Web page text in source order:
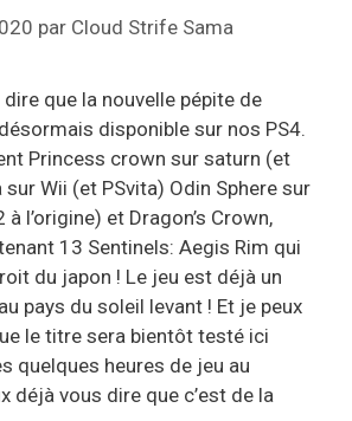
par Cloud Strife Sama
que la nouvelle pépite de
disponible sur nos PS4.
Princess crown sur saturn (et
sur Wii (et PSvita) Odin Sphere sur
à l’origine) et Dragon’s Crown,
13 Sentinels: Aegis Rim qui
du japon ! Le jeu est déjà un
pays du soleil levant ! Et je peux
le titre sera bientôt testé ici
quelques heures de jeu au
déjà vous dire que c’est de la